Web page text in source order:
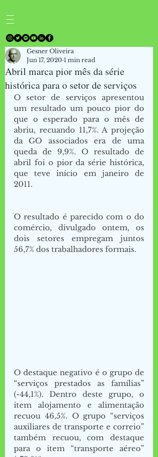
Abril marca pior mês da série
histórica para o setor de serviços
Gesner Oliveira
Jun 17, 2020 1 min read
O setor de serviços apresentou
um resultado um pouco pior do
que o esperado para o mês de
abriu, recuando 11,7%. A projeção
da GO associados era de uma
queda de 9,9%. O resultado de
abril foi o pior da série histórica,
que teve início em janeiro de
2011.
O resultado é parecido com o do
comércio, divulgado ontem, os
dois setores empregam juntos
56,7% dos trabalhadores formais.
O destaque negativo é o grupo de
“serviços prestados as famílias”
(-44,1%). Dentro deste grupo, o
item alojamento e alimentação
recuou 46,5%. O grupo “serviços
auxiliares de transporte e correio”
também recuou, com destaque
para o item “transporte aéreo”